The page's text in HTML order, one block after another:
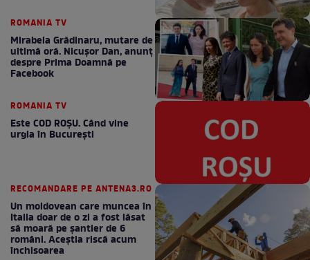
ROMANIA TV
Mirabela Grădinaru, mutare de
ultimă oră. Nicuşor Dan, anunţ
despre Prima Doamnă pe
Facebook
ROMANIA TV
Este COD ROŞU. Când vine
urgia în Bucureşti
RECOMANDARE PE ANTENA3.RO
Un moldovean care muncea în
Italia doar de o zi a fost lăsat
să moară pe şantier de 6
români. Aceștia riscă acum
închisoarea